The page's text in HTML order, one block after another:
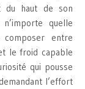
du haut de son
quelle
entre
le froid capable
qui pousse
l’effort